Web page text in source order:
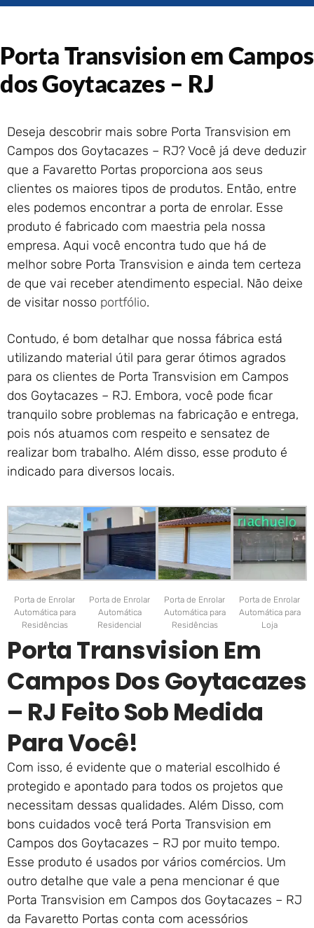
Portão de Garagem de
Portão de Garagem de
Enrolar em Queimados – RJ
Portão de Garagem de
Portão de Garagem de
Portão de Garagem de
Enrolar em Nova Iguaçu – RJ
Portão de Garagem de
Enrolar em Nova Friburgo –
RJ
Porta Transvision em Campos
dos Goytacazes – RJ
Deseja descobrir mais sobre Porta Transvision em
Campos dos Goytacazes – RJ? Você já deve deduzir
que a Favaretto Portas proporciona aos seus
clientes os maiores tipos de produtos. Então, entre
eles podemos encontrar a porta de enrolar. Esse
produto é fabricado com maestria pela nossa
empresa. Aqui você encontra tudo que há de
melhor sobre Porta Transvision e ainda tem certeza
de que vai receber atendimento especial. Não deixe
de visitar nosso portfólio.
Contudo, é bom detalhar que nossa fábrica está
utilizando material útil para gerar ótimos agrados
para os clientes de Porta Transvision em Campos
dos Goytacazes – RJ. Embora, você pode ficar
tranquilo sobre problemas na fabricação e entrega,
pois nós atuamos com respeito e sensatez de
realizar bom trabalho. Além disso, esse produto é
indicado para diversos locais.
Porta de Enrolar
Automática para
Residências
Porta de Enrolar
Automática
Residencial
Porta de Enrolar
Automática para
Residências
Porta de Enrolar
Automática para
Loja
Porta Transvision Em
Campos Dos Goytacazes
– RJ Feito Sob Medida
Para Você!
Com isso, é evidente que o material escolhido é
protegido e apontado para todos os projetos que
necessitam dessas qualidades. Além Disso, com
bons cuidados você terá Porta Transvision em
Campos dos Goytacazes – RJ por muito tempo.
Esse produto é usados por vários comércios. Um
outro detalhe que vale a pena mencionar é que
Porta Transvision em Campos dos Goytacazes – RJ
da Favaretto Portas conta com acessórios